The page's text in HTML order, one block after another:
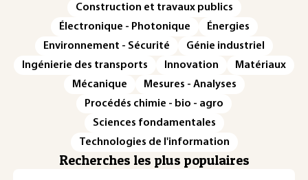
Construction et travaux publics
Électronique - Photonique
Énergies
Environnement - Sécurité
Génie industriel
Ingénierie des transports
Innovation
Matériaux
Mécanique
Mesures - Analyses
Procédés chimie - bio - agro
Sciences fondamentales
Technologies de l'information
Recherches les plus populaires